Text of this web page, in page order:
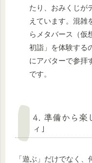
たり、おみくじが
えています。混雑
らメタバース（仮
初詣」を体験する
にアバターで参拝
です。
4. 準備から楽
ィ」
「遊ぶ」だけでなく